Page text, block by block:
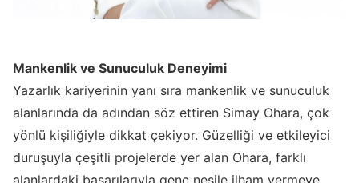
Mankenlik ve Sunuculuk Deneyimi
Yazarlık kariyerinin yanı sıra mankenlik ve sunuculuk
alanlarında da adından söz ettiren Simay Ohara, çok
yönlü kişiliğiyle dikkat çekiyor. Güzelliği ve etkileyici
duruşuyla çeşitli projelerde yer alan Ohara, farklı
alanlardaki başarılarıyla genç nesile ilham vermeye